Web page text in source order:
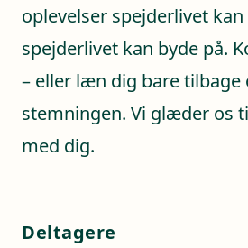
oplevelser spejderlivet
spejderlivet kan byde på.
– eller læn dig bare
stemningen. Vi glæder os
med dig.
Deltagere